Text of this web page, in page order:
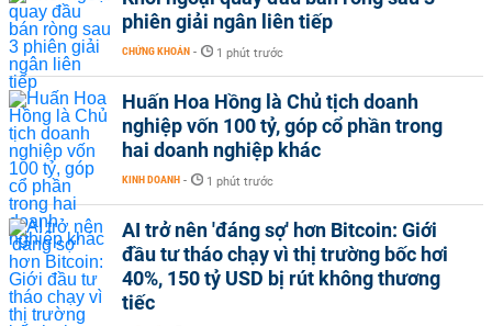
phiên giải ngân liên tiếp
CHỨNG KHOÁN - 1 phút trước
Huấn Hoa Hồng là Chủ tịch doanh
nghiệp vốn 100 tỷ, góp cổ phần trong
hai doanh nghiệp khác
KINH DOANH - 1 phút trước
AI trở nên 'đáng sợ' hơn Bitcoin: Giới
đầu tư tháo chạy vì thị trường bốc hơi
40%, 150 tỷ USD bị rút không thương
tiếc